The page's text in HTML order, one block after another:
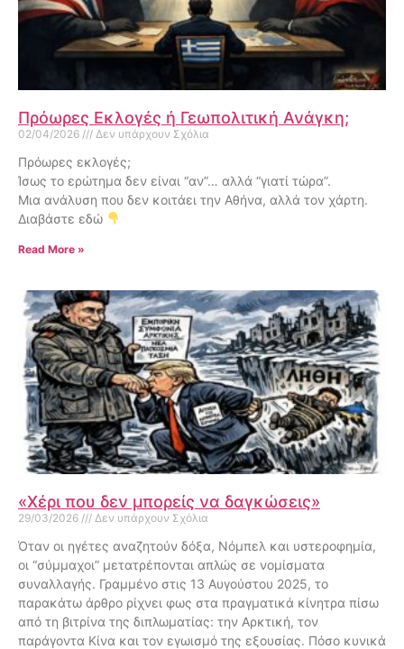
Πρόωρες Εκλογές ή Γεωπολιτική Ανάγκη;
02/04/2026 Δεν υπάρχουν Σχόλια
Πρόωρες εκλογές;
Ίσως το ερώτημα δεν είναι “αν”… αλλά “γιατί τώρα”.
Μια ανάλυση που δεν κοιτάει την Αθήνα, αλλά τον χάρτη.
Διαβάστε εδώ
Read More »
«Χέρι που δεν μπορείς να δαγκώσεις»
29/03/2026 Δεν υπάρχουν Σχόλια
Όταν οι ηγέτες αναζητούν δόξα, Νόμπελ και υστεροφημία,
οι “σύμμαχοι” μετατρέπονται απλώς σε νομίσματα
συναλλαγής. Γραμμένο στις 13 Αυγούστου 2025, το
παρακάτω άρθρο ρίχνει φως στα πραγματικά κίνητρα πίσω
από τη βιτρίνα της διπλωματίας: την Αρκτική, τον
παράγοντα Κίνα και τον εγωισμό της εξουσίας. Πόσο κυνικά